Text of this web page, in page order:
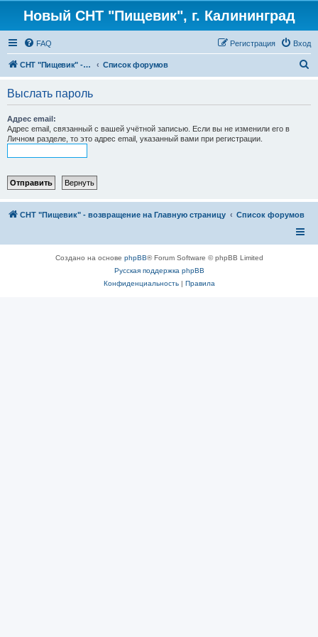
Новый СНТ "Пищевик", г. Калининград
FAQ Вход
Регистрация
СНТ "Пищевик" - возвращение на Главную страницу Список форумов
Выслать пароль
Адрес email:
Адрес email, связанный с вашей учётной записью. Если вы не изменили его в
Личном разделе, то это адрес email, указанный вами при регистрации.
СНТ "Пищевик" - возвращение на Главную страницу Список форумов
Создано на основе phpBB® Forum Software © phpBB Limited
Русская поддержка phpBB
Конфиденциальность| Правила